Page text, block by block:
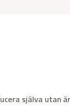
själva utan är